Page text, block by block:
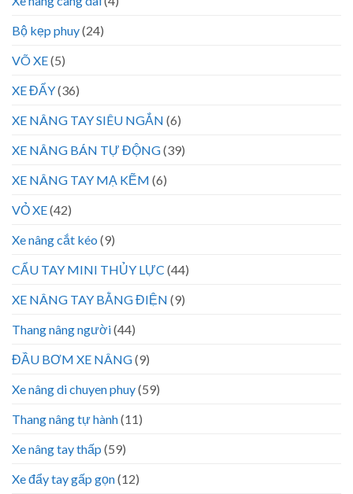
Bộ kẹp phuy(24)
VÕ XE(5)
XE ĐẨY(36)
XE NÂNG TAY SIÊU NGẮN (6)
XE NÂNG BÁN TỰ ĐỘNG(39)
XE NÂNG TAY MẠ KẼM (6)
VỎ XE(42)
Xe nâng cắt kéo (9)
CẨU TAY MINI THỦY LỰC (44)
XE NÂNG TAY BẰNG ĐIỆN (9)
Thang nâng người(44)
ĐẦU BƠM XE NÂNG(9)
Xe nâng di chuyen phuy(59)
Thang nâng tự hành(11)
Xe nâng tay thấp (59)
Xe đẩy tay gấp gọn(12)